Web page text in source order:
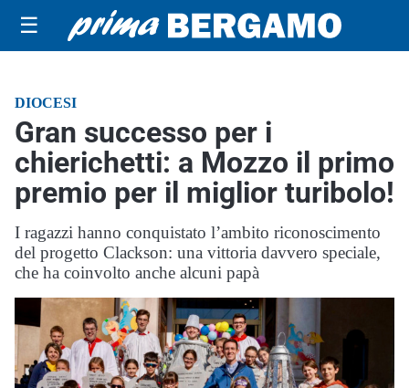
☰
DIOCESI
Gran successo per i
chierichetti: a Mozzo il primo
premio per il miglior turibolo!
I ragazzi hanno conquistato l’ambito riconoscimento
del progetto Clackson: una vittoria davvero speciale,
che ha coinvolto anche alcuni papà